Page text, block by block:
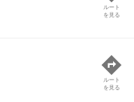
ルート
を見る
ルート
を見る